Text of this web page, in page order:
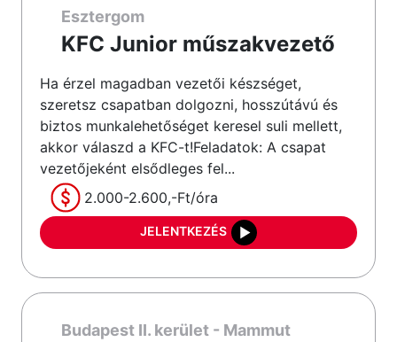
Esztergom
KFC Junior műszakvezető
Ha érzel magadban vezetői készséget,
szeretsz csapatban dolgozni, hosszútávú és
biztos munkalehetőséget keresel suli mellett,
akkor válaszd a KFC-t!Feladatok: A csapat
vezetőjeként elsődleges fel...
2.000-2.600,-Ft/óra
JELENTKEZÉS
Budapest II. kerület - Mammut